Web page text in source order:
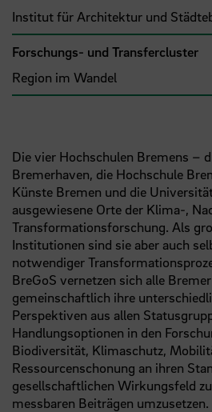
Institut für Architektur und
Forschungs- und Transfercluster
Region im Wandel
Die vier Hochschulen Bremens –
Bremerhaven, die Hochschule
Künste Bremen und die
ausgewiesene Orte der Klima-,
Transformationsforschung. Als
Institutionen sind sie aber auch
notwendiger
BreGoS vernetzen sich alle
gemeinschaftlich ihre
Perspektiven aus allen
Handlungsoptionen in den
Biodiversität, Klimaschutz,
Ressourcenschonung an ihren
gesellschaftlichen Wirkungsfeld
messbaren Beiträgen umzusetzen.